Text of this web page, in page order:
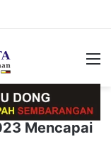
Mencapai